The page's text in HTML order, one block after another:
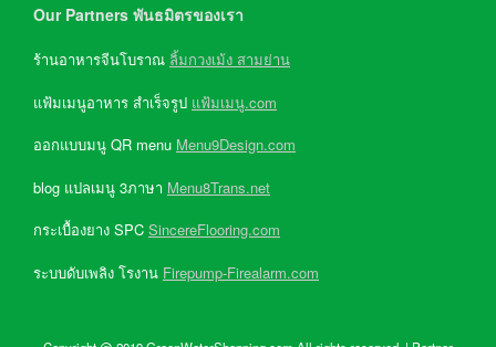
Our Partners พันธมิตรของเรา
ร้านอาหารจีนโบราณ ลิ้มกวงเม้ง สามย่าน
แฟ้มเมนูอาหาร สำเร็จรูป แฟ้มเมนู.com
ออกแบบมนู QR menu Menu9Design.com
blog แปลเมนู 3ภาษา Menu8Trans.net
กระเบื้องยาง SPC SincereFlooring.com
ระบบดับเพลิง โรงาน Firepump-Firealarm.com